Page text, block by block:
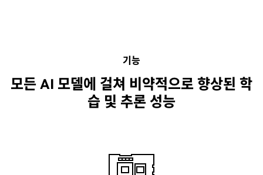
기능
모든 AI 모델에 걸쳐 비약적으로 향상된 학
습 및 추론 성능